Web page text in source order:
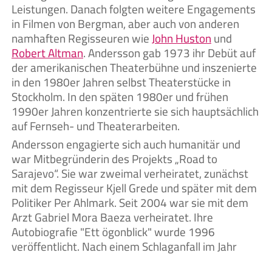
Leistungen. Danach folgten weitere Engagements
in Filmen von Bergman, aber auch von anderen
namhaften Regisseuren wieJohn Hustonund
Robert Altman. Andersson gab 1973 ihr Debüt auf
der amerikanischen Theaterbühne und inszenierte
in den 1980er Jahren selbst Theaterstücke in
Stockholm. In den späten 1980er und frühen
1990er Jahren konzentrierte sie sich hauptsächlich
auf Fernseh- und Theaterarbeiten.
Andersson engagierte sich auch humanitär und
war Mitbegründerin des Projekts „Road to
Sarajevo“. Sie war zweimal verheiratet, zunächst
mit dem Regisseur Kjell Grede und später mit dem
Politiker Per Ahlmark. Seit 2004 war sie mit dem
Arzt Gabriel Mora Baeza verheiratet. Ihre
Autobiografie "Ett ögonblick" wurde 1996
veröffentlicht. Nach einem Schlaganfall im Jahr